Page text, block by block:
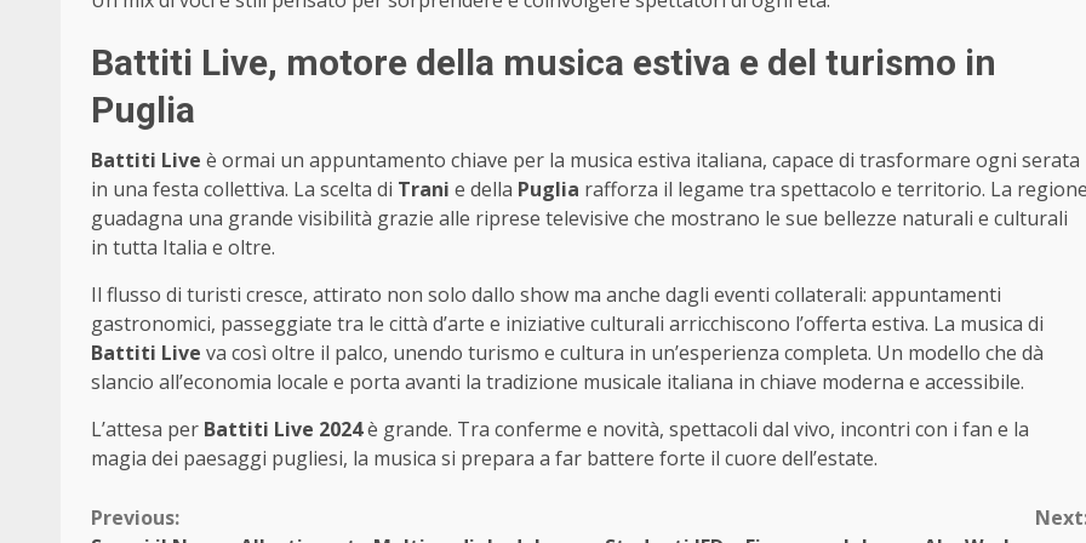
Battiti Live, motore della musica estiva e del turismo in
Puglia
Battiti Live è ormai un appuntamento chiave per la musica estiva italiana, capace di trasformare ogni serata
in una festa collettiva. La scelta di Trani e della Puglia rafforza il legame tra spettacolo e territorio. La
guadagna una grande visibilità grazie alle riprese televisive che mostrano le sue bellezze naturali e culturali
in tutta Italia e oltre.
Il flusso di turisti cresce, attirato non solo dallo show ma anche dagli eventi collaterali: appuntamenti
gastronomici, passeggiate tra le città d’arte e iniziative culturali arricchiscono l’offerta estiva. La musica di
Battiti Live va così oltre il palco, unendo turismo e cultura in un’esperienza completa. Un modello che dà
slancio all’economia locale e porta avanti la tradizione musicale italiana in chiave moderna e accessibile.
L’attesa per Battiti Live 2024è grande. Tra conferme e novità, spettacoli dal vivo, incontri con i fan e la
magia dei paesaggi pugliesi, la musica si prepara a far battere forte il cuore dell’estate.
Continue
Previous: